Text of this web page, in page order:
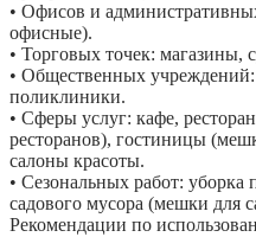
• Офисов и
офисные).
• Торговых точек: магазины,
• Общественных
поликлиники.
• Сферы услуг: кафе,
ресторанов), гостиницы
салоны красоты.
• Сезональных работ:
садового мусора (мешки для
Рекомендации по